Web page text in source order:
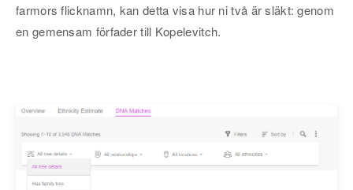
farmors flicknamn, kan detta visa hur ni två är släkt: genom
en gemensam förfader till Kopelevitch.